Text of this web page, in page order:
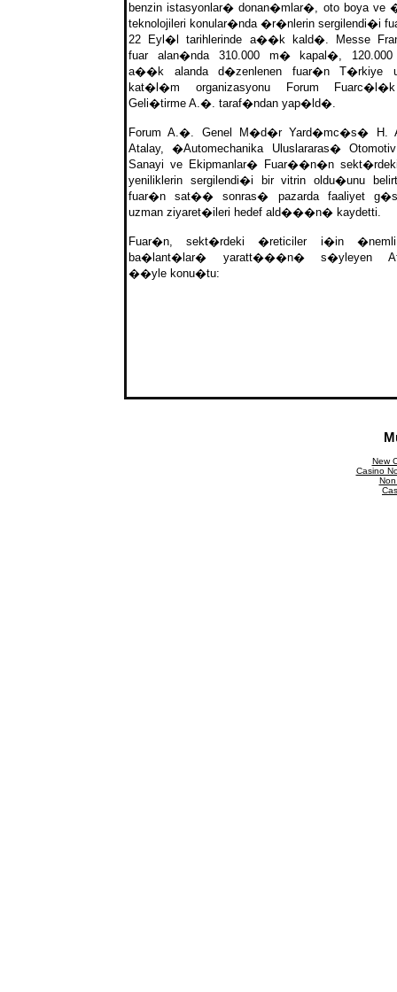
benzin istasyonlar� donan�mlar�, oto boya ve
teknolojileri konular�nda �r�nlerin sergilendi�i
22 Eyl�l tarihlerinde a��k kald�. Messe
fuar alan�nda 310.000 m� kapal�,
a��k alanda d�zenlenen fuar�n T�rkiye
kat�l�m organizasyonu Forum
Geli�tirme A.�. taraf�ndan yap�ld�.
Forum A.�. Genel M�d�r Yard�mc�s� H.
Atalay, �Automechanika Uluslararas�
Sanayi ve Ekipmanlar� Fuar��n�n
yeniliklerin sergilendi�i bir vitrin oldu�unu
fuar�n sat�� sonras� pazarda faaliyet
uzman ziyaret�ileri hedef ald���n� kaydetti.
Fuar�n, sekt�rdeki �reticiler i�in
ba�lant�lar� yaratt���n� s�yleyen
��yle konu�tu:
New
Casino